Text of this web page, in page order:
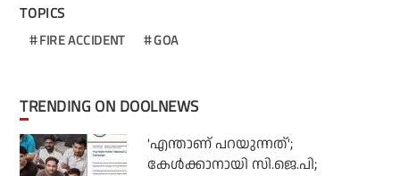
TOPICS
FIRE ACCIDENT GOA
TRENDING ON DOOLNEWS
'എന്താണ് പറയുന്നത്';
കേള്‍ക്കാനായി സി.ജെ.പി;